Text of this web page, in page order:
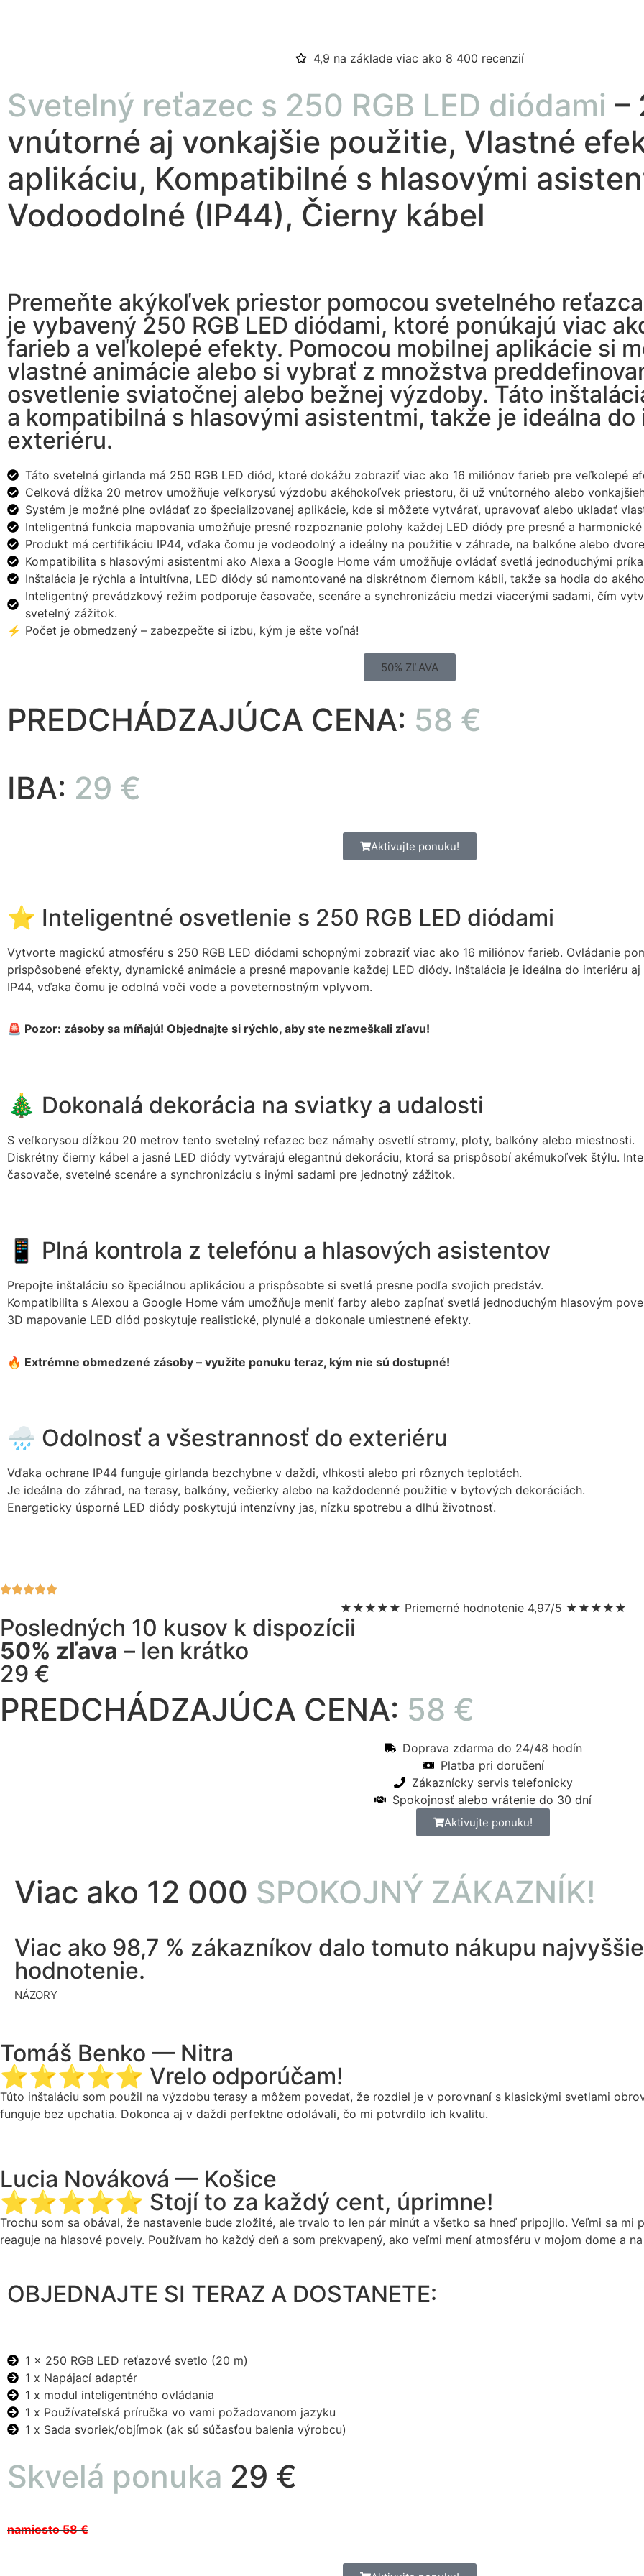
4,9 na základe viac ako 8 400 recenzií
Svetelný reťazec s 250 RGB LED diódami –
vnútorné aj vonkajšie použitie, Vlastné
aplikáciu, Kompatibilné s hlasovými
Vodoodolné (IP44), Čierny kábel
Premeňte akýkoľvek priestor pomocou svetelného
je vybavený 250 RGB LED diódami, ktoré ponúkajú viac
farieb a veľkolepé efekty. Pomocou mobilnej aplikácie si
vlastné animácie alebo si vybrať z množstva
osvetlenie sviatočnej alebo bežnej výzdoby. Táto
a kompatibilná s hlasovými asistentmi, takže je ideálna
exteriéru.
Táto svetelná girlanda má 250 RGB LED diód, ktoré dokážu zobraziť viac ako 16 miliónov farieb pre veľkolepé
Celková dĺžka 20 metrov umožňuje veľkorysú výzdobu akéhokoľvek priestoru, či už vnútorného alebo
Systém je možné plne ovládať zo špecializovanej aplikácie, kde si môžete vytvárať, upravovať alebo ukladať
Inteligentná funkcia mapovania umožňuje presné rozpoznanie polohy každej LED diódy pre presné a
Produkt má certifikáciu IP44, vďaka čomu je vodeodolný a ideálny na použitie v záhrade, na balkóne alebo
Kompatibilita s hlasovými asistentmi ako Alexa a Google Home vám umožňuje ovládať svetlá jednoduchými
Inštalácia je rýchla a intuitívna, LED diódy sú namontované na diskrétnom čiernom kábli, takže sa hodia do
Inteligentný prevádzkový režim podporuje časovače, scenáre a synchronizáciu medzi viacerými sadami, čím
svetelný zážitok.
⚡ Počet je obmedzený – zabezpečte si izbu, kým je ešte voľná!
50% ZĽAVA
PREDCHÁDZAJÚCA CENA: 58 €
IBA: 29 €
Aktivujte ponuku!
⭐ Inteligentné osvetlenie s 250 RGB LED diódami
Vytvorte magickú atmosféru s 250 RGB LED diódami schopnými zobraziť viac ako 16 miliónov farieb. Ovládanie
prispôsobené efekty, dynamické animácie a presné mapovanie každej LED diódy. Inštalácia je ideálna do interiéru
IP44, vďaka čomu je odolná voči vode a poveternostným vplyvom.
🚨 Pozor: zásoby sa míňajú! Objednajte si rýchlo, aby ste nezmeškali zľavu!
🎄 Dokonalá dekorácia na sviatky a udalosti
S veľkorysou dĺžkou 20 metrov tento svetelný reťazec bez námahy osvetlí stromy, ploty, balkóny alebo miestnosti.
Diskrétny čierny kábel a jasné LED diódy vytvárajú elegantnú dekoráciu, ktorá sa prispôsobí akémukoľvek štýlu.
časovače, svetelné scenáre a synchronizáciu s inými sadami pre jednotný zážitok.
📱 Plná kontrola z telefónu a hlasových asistentov
Prepojte inštaláciu so špeciálnou aplikáciou a prispôsobte si svetlá presne podľa svojich predstáv.
Kompatibilita s Alexou a Google Home vám umožňuje meniť farby alebo zapínať svetlá jednoduchým hlasovým
3D mapovanie LED diód poskytuje realistické, plynulé a dokonale umiestnené efekty.
🔥 Extrémne obmedzené zásoby – využite ponuku teraz, kým nie sú dostupné!
🌧️ Odolnosť a všestrannosť do exteriéru
Vďaka ochrane IP44 funguje girlanda bezchybne v daždi, vlhkosti alebo pri rôznych teplotách.
Je ideálna do záhrad, na terasy, balkóny, večierky alebo na každodenné použitie v bytových dekoráciách.
Energeticky úsporné LED diódy poskytujú intenzívny jas, nízku spotrebu a dlhú životnosť.
★★★★★ Priemerné hodnotenie 4,97/5 ★★★★★
Posledných 10 kusov k dispozícii
50% zľava – len krátko
29 €
PREDCHÁDZAJÚCA CENA: 58 €
Doprava zdarma do 24/48 hodín
Platba pri doručení
Zákaznícky servis telefonicky
Spokojnosť alebo vrátenie do 30 dní
Aktivujte ponuku!
Viac ako 12 000 SPOKOJNÝ ZÁKAZNÍK!
Viac ako 98,7 % zákazníkov dalo tomuto nákupu
hodnotenie.
NÁZORY
Tomáš Benko — Nitra
⭐⭐⭐⭐⭐ Vrelo odporúčam!
Túto inštaláciu som použil na výzdobu terasy a môžem povedať, že rozdiel je v porovnaní s klasickými svetlami
funguje bez upchatia. Dokonca aj v daždi perfektne odolávali, čo mi potvrdilo ich kvalitu.
Lucia Nováková — Košice
⭐⭐⭐⭐⭐ Stojí to za každý cent, úprimne!
Trochu som sa obával, že nastavenie bude zložité, ale trvalo to len pár minút a všetko sa hneď pripojilo. Veľmi sa
reaguje na hlasové povely. Používam ho každý deň a som prekvapený, ako veľmi mení atmosféru v mojom dome a
OBJEDNAJTE SI TERAZ A DOSTANETE:
1 x 250 RGB LED reťazové svetlo (20 m)
1 x Napájací adaptér
1 x modul inteligentného ovládania
1 x Používateľská príručka vo vami požadovanom jazyku
1 x Sada svoriek/objímok (ak sú súčasťou balenia výrobcu)
Skvelá ponuka 29 €
namiesto 58 €